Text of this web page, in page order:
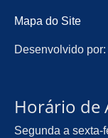
Mapa do Site
Desenvolvido por:
Horário de
Segunda a sexta-